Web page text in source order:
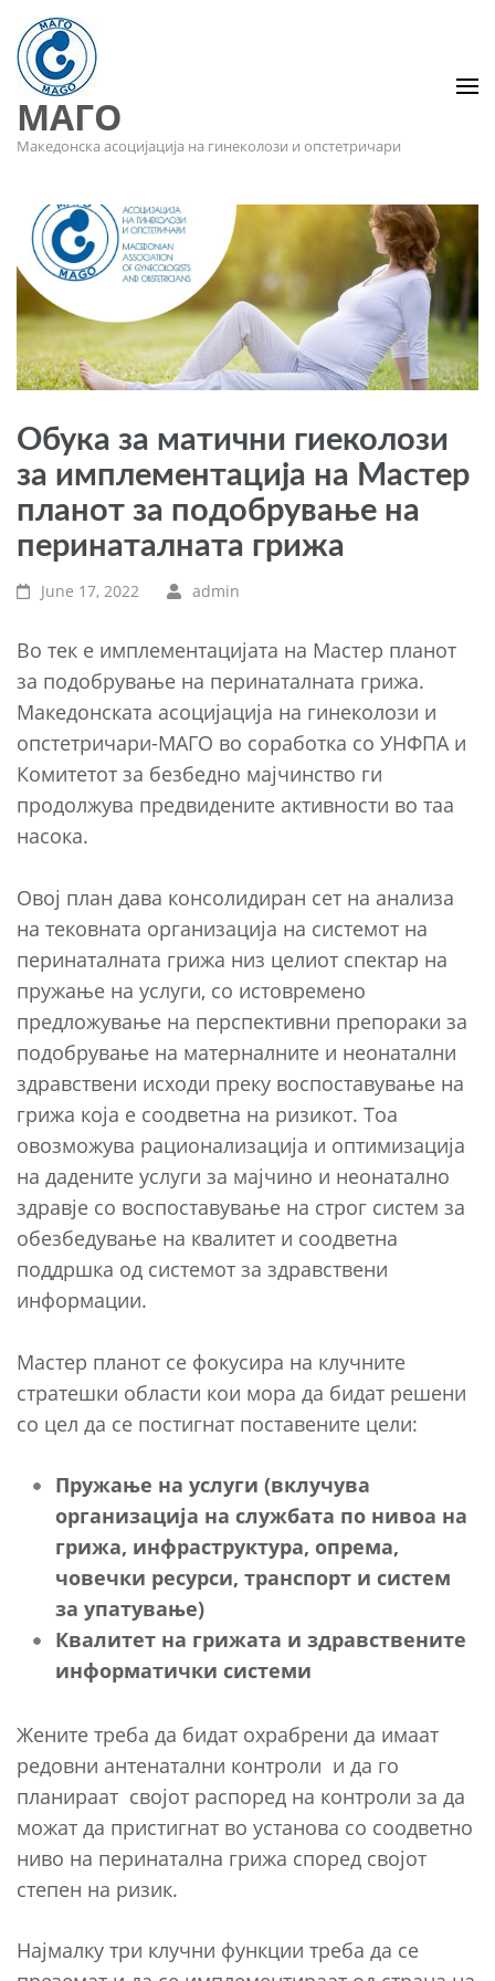
МАГО
Македонска асоцијација на гинеколози и опстетричари
Обука за матични гиеколози
за имплементација на Мастер
планот за подобрување на
перинаталната грижа
June 17, 2022 admin
Во тек е имплементацијата на Мастер планот
за подобрување на перинаталната грижа.
Македонската асоцијација на гинеколози и
опстетричари-МАГО во соработка со УНФПА и
Комитетот за безбедно мајчинство ги
продолжува предвидените активности во таа
насока.
Овој план дава консолидиран сет на анализа
на тековната организација на системот на
перинаталната грижа низ целиот спектар на
пружање на услуги, со истовремено
предложување на перспективни препораки за
подобрување на матерналните и неонатални
здравствени исходи преку воспоставување на
грижа која е соодветна на ризикот. Тоа
овозможува рационализација и оптимизација
на дадените услуги за мајчино и неонатално
здравје со воспоставување на строг систем за
обезбедување на квалитет и соодветна
поддршка од системот за здравствени
информации.
Мастер планот се фокусира на клучните
стратешки области кои мора да бидат решени
со цел да се постигнат поставените цели:
Пружање на услуги (вклучува
организација на службата по нивоа на
грижа, инфраструктура, опрема,
човечки ресурси, транспорт и систем
за упатување)
Квалитет на грижата и здравствените
информатички системи
Жените треба да бидат охрабрени да имаат
редовни антенатални контроли и да го
планираат својот распоред на контроли за да
можат да пристигнат во установа со соодветно
ниво на перинатална грижа според својот
степен на ризик.
Најмалку три клучни функции треба да се